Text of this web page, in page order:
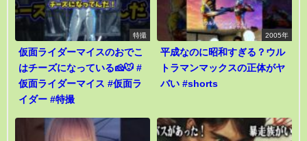
特撮
仮面ライダーマイスのおでこ
はチーズになっている🧀🐭 #
仮面ライダーマイス #仮面ラ
イダー #特撮
2005年
平成なのに昭和すぎる？ウル
トラマンマックスの正体がヤ
バい #shorts